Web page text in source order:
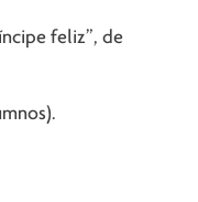
feliz”, de